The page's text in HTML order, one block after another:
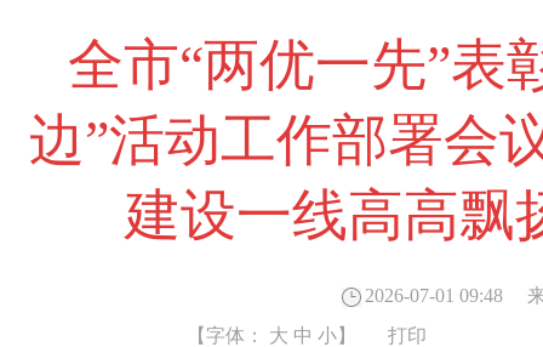
全市“两优一先”表
边”活动工作部署会
建设一线高高飘
2026-07-01 09:48
【字体： 大 中 小】 打印